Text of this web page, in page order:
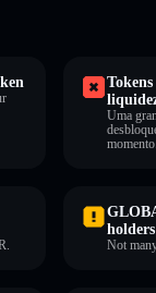
Uma
momento.
holders
Not